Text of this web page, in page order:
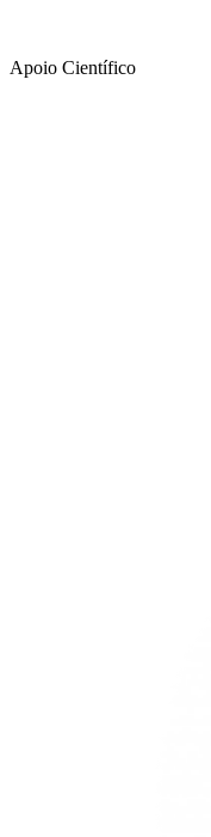
Apoio Científico